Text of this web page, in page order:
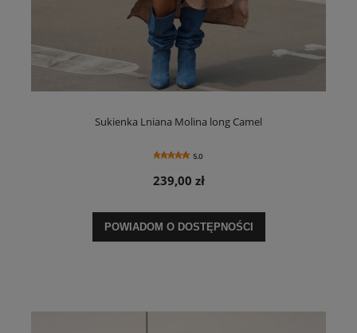
Sukienka Lniana Molina long Camel
5.0
239,00 zł
POWIADOM O DOSTĘPNOŚCI